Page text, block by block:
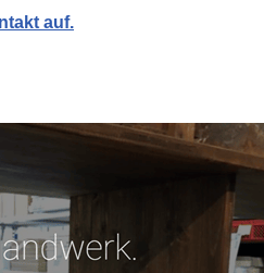
auf.